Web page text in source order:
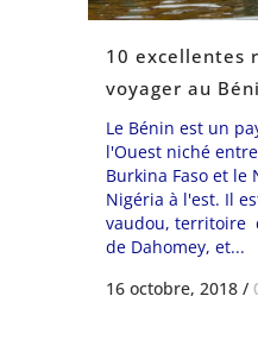
10 excellentes
voyager au
Le Bénin est un
l'Ouest niché
Burkina Faso et le
Nigéria à l'est. Il
vaudou, territoire
de Dahomey, et...
16 octobre, 2018 /